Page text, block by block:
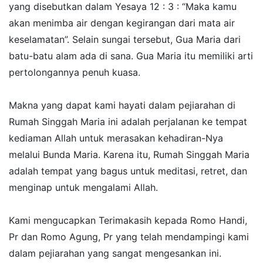
yang disebutkan dalam Yesaya 12 : 3 : “Maka kamu
akan menimba air dengan kegirangan dari mata air
keselamatan”. Selain sungai tersebut, Gua Maria dari
batu-batu alam ada di sana. Gua Maria itu memiliki arti
pertolongannya penuh kuasa.
Makna yang dapat kami hayati dalam pejiarahan di
Rumah Singgah Maria ini adalah perjalanan ke tempat
kediaman Allah untuk merasakan kehadiran-Nya
melalui Bunda Maria. Karena itu, Rumah Singgah Maria
adalah tempat yang bagus untuk meditasi, retret, dan
menginap untuk mengalami Allah.
Kami mengucapkan Terimakasih kepada Romo Handi,
Pr dan Romo Agung, Pr yang telah mendampingi kami
dalam pejiarahan yang sangat mengesankan ini.